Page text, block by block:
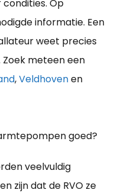
Op
informatie. Een
weet precies
Zoek meteen een
,Veldhovenen
goed?
veelvuldig
zijn dat de RVO ze